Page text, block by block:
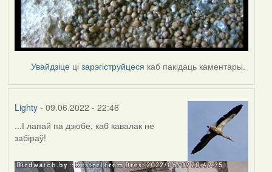
Увайдзіце цізарэгіструйцеся каб пакідаць каментары.
Lighty- 09.06.2022 - 22:46
...І лапай па дзюбе, каб кавалак не
забіраў!